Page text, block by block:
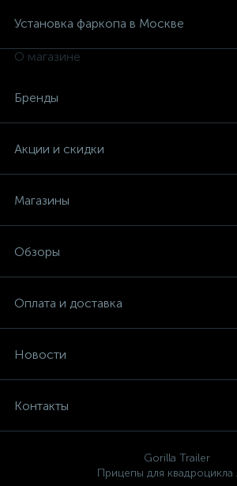
Установка фаркопа в Москве
О магазине
Бренды
Акции и скидки
Магазины
Обзоры
Оплата и доставка
Новости
Контакты
Gorilla Trailer
Прицепы для квадроцикла